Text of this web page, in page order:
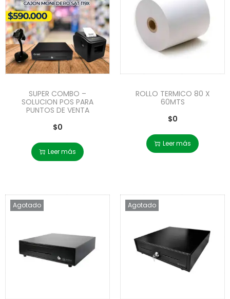
SUPER COMBO –
SOLUCION POS PARA
PUNTOS DE VENTA
$0
Leer más
ROLLO TERMICO 80 X
60MTS
$0
Leer más
Agotado Agotado